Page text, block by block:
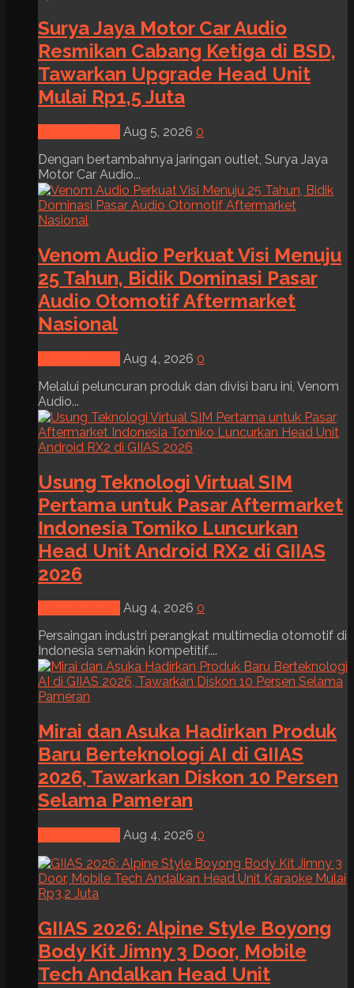
Surya Jaya Motor Car Audio
Resmikan Cabang Ketiga di BSD,
Tawarkan Upgrade Head Unit
Mulai Rp1,5 Juta
Aug 5, 2026 0
Dengan bertambahnya jaringan outlet, Surya Jaya
Motor Car Audio...
Venom Audio Perkuat Visi Menuju
25 Tahun, Bidik Dominasi Pasar
Audio Otomotif Aftermarket
Nasional
Aug 4, 2026 0
Melalui peluncuran produk dan divisi baru ini, Venom
Audio...
Usung Teknologi Virtual SIM
Pertama untuk Pasar Aftermarket
Indonesia Tomiko Luncurkan
Head Unit Android RX2 di GIIAS
2026
Aug 4, 2026 0
Persaingan industri perangkat multimedia otomotif di
Indonesia semakin kompetitif....
Mirai dan Asuka Hadirkan Produk
Baru Berteknologi AI di GIIAS
2026, Tawarkan Diskon 10 Persen
Selama Pameran
Aug 4, 2026 0
GIIAS 2026: Alpine Style Boyong
Body Kit Jimny 3 Door, Mobile
Tech Andalkan Head Unit